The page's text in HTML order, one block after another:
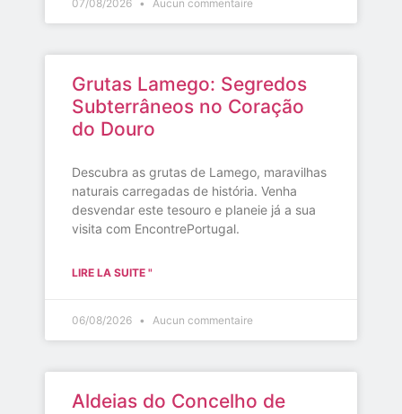
07/08/2026 Aucun commentaire
Grutas Lamego: Segredos
Subterrâneos no Coração
do Douro
Descubra as grutas de Lamego, maravilhas
naturais carregadas de história. Venha
desvendar este tesouro e planeie já a sua
visita com EncontrePortugal.
LIRE LA SUITE "
06/08/2026 Aucun commentaire
Aldeias do Concelho de